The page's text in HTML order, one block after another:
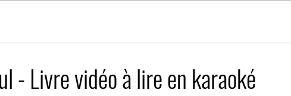
- Livre vidéo à lire en karaoké